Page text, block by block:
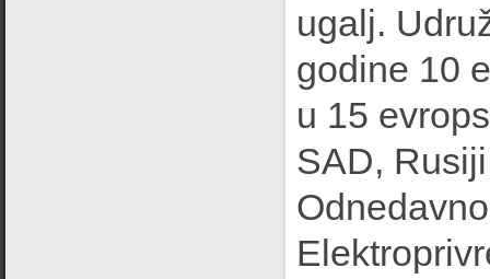
ugalj.
godine 10
u 15
SAD,